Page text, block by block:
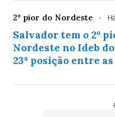
2º pior do Nordeste
Salvador tem o 2º
Nordeste no Ideb
23ª posição entre